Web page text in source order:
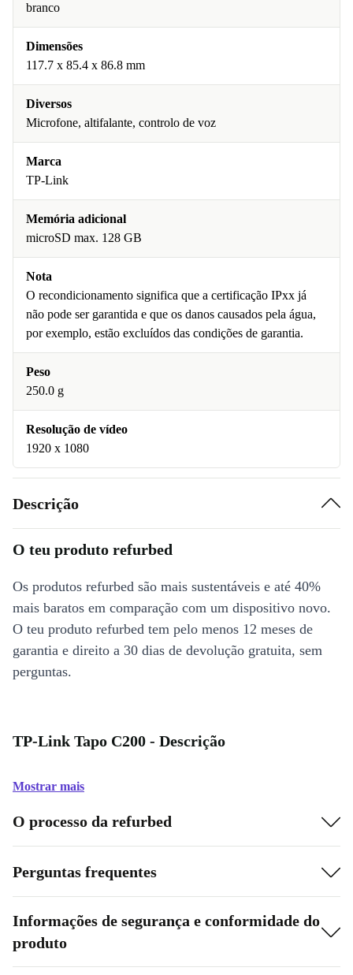
branco
Dimensões
117.7 x 85.4 x 86.8 mm
Diversos
Microfone, altifalante, controlo de voz
Marca
TP-Link
Memória adicional
microSD max. 128 GB
Nota
O recondicionamento significa que a certificação IPxx já
não pode ser garantida e que os danos causados pela água,
por exemplo, estão excluídos das condições de garantia.
Peso
250.0 g
Resolução de vídeo
1920 x 1080
Descrição
O teu produto refurbed
Os produtos refurbed são mais sustentáveis e até 40%
mais baratos em comparação com um dispositivo novo.
O teu produto refurbed tem pelo menos 12 meses de
garantia e direito a 30 dias de devolução gratuita, sem
perguntas.
TP-Link Tapo C200 - Descrição
Mostrar mais
O processo da refurbed
Perguntas frequentes
Informações de segurança e conformidade do
produto